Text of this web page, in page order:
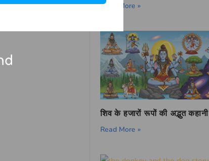
Read More »
शिव के हजारों रूपों की अद्भुत कहानी
Read More »